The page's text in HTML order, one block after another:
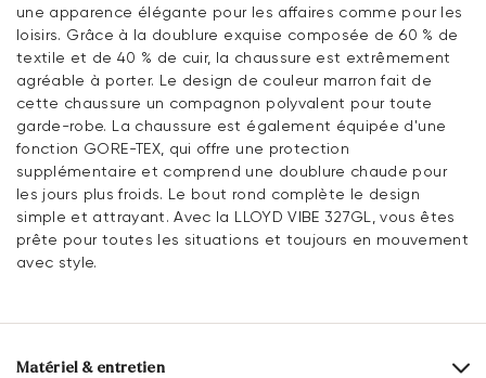
une apparence élégante pour les affaires comme pour les
loisirs. Grâce à la doublure exquise composée de 60 % de
textile et de 40 % de cuir, la chaussure est extrêmement
agréable à porter. Le design de couleur marron fait de
cette chaussure un compagnon polyvalent pour toute
garde-robe. La chaussure est également équipée d'une
fonction GORE-TEX, qui offre une protection
supplémentaire et comprend une doublure chaude pour
les jours plus froids. Le bout rond complète le design
simple et attrayant. Avec la LLOYD VIBE 327GL, vous êtes
prête pour toutes les situations et toujours en mouvement
avec style.
Matériel & entretien